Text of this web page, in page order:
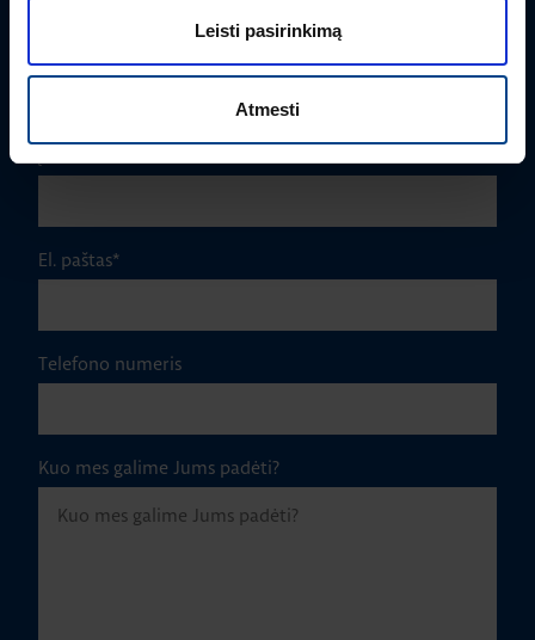
Leisti pasirinkimą
Atmesti
El. paštas*
Telefono numeris
Kuo mes galime Jums padėti?